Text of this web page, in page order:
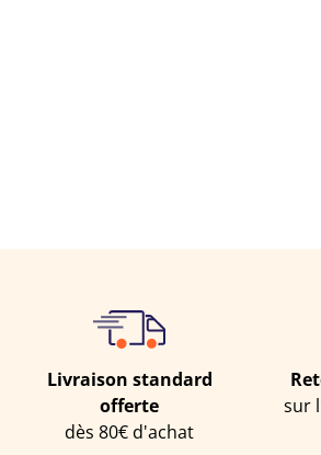
Livraison standard
offerte
dès 80€d'achat
sur